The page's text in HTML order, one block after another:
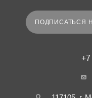
ПОДПИСАТЬСЯ
+7